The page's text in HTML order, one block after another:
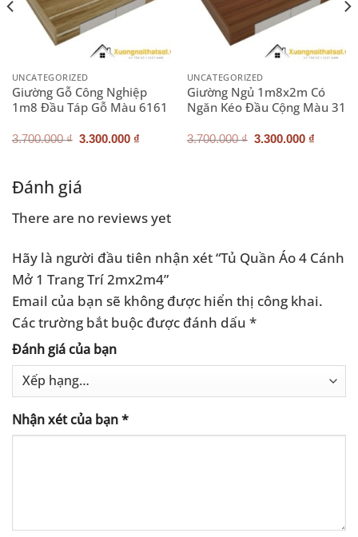
UNCATEGORIZED
Giường Gỗ Công Nghiệp
1m8 Đầu Táp Gỗ Màu 6161
3.700.000₫ Giá
3.300.000 ₫
UNCATEGORIZED
Giường Ngủ 1m8x2m Có
Ngăn Kéo Đầu Cộng Màu 31
3.700.000₫ Giá
3.300.000 ₫
₫.
Đánh giá
There are no reviews yet
Hãy là người đầu tiên nhận xét “Tủ Quần Áo 4 Cánh
Mở 1 Trang Trí 2mx2m4”
Email của bạn sẽ không được hiển thị công khai.
Các trường bắt buộc được đánh dấu *
Đánh giá của bạn
Nhận xét của bạn*